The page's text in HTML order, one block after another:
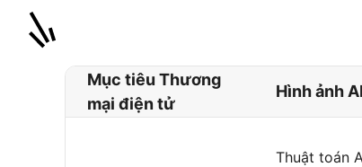
Mục tiêu Thương
mại điện tử
Hình ảnh
Thuật toán